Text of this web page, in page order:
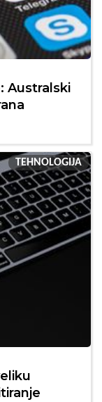
Australski
TEHNOLOGIJA